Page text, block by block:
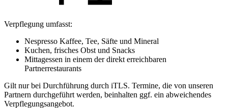
Verpflegung umfasst:
Nespresso Kaffee, Tee, Säfte und Mineral
Kuchen, frisches Obst und Snacks
Mittagessen in einem der direkt erreichbaren
Partnerrestaurants
Gilt nur bei Durchführung durch iTLS. Termine, die von unseren
Partnern durchgeführt werden, beinhalten ggf. ein abweichendes
Verpflegungsangebot.